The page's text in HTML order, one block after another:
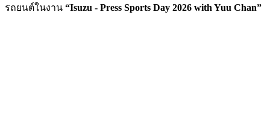
รถยนต์ในงาน “Isuzu - Press Sports Day 2026 with Yuu Chan”